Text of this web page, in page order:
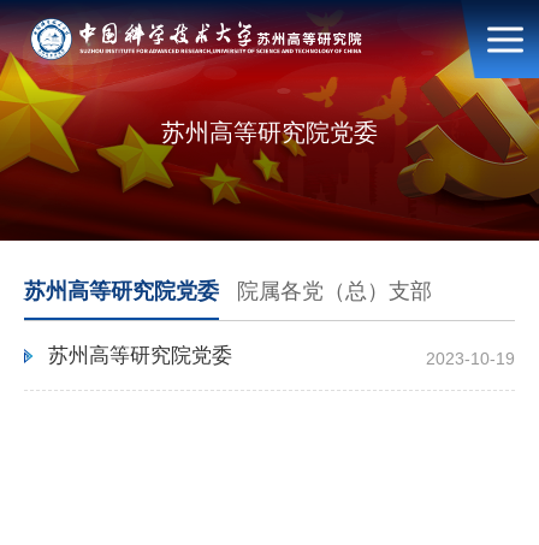
苏州高等研究院党委
苏州高等研究院党委 院属各党（总）支部
苏州高等研究院党委 2023-10-19